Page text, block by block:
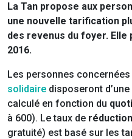
La Tan propose aux
une nouvelle tarification
des revenus du foyer.
2016.
Les personnes
solidaire disposeront
calculé en fonction du
à 600). Le taux de réduction
gratuité) est basé sur les